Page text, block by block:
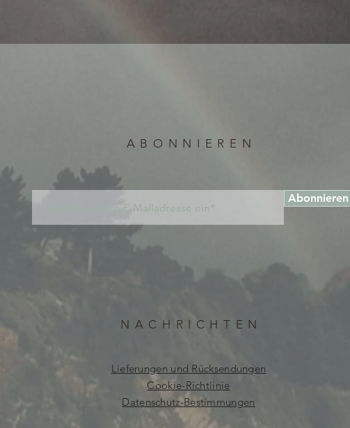
ABONNIEREN
Abonnieren
NACHRICHTEN
Lieferungen und Rücksendungen
Cookie-Richtlinie
Datenschutz-Bestimmungen